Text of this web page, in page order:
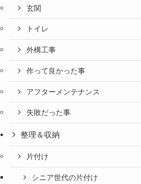
玄関
トイレ
外構工事
作って良かった事
アフターメンテナンス
失敗だった事
整理＆収納
片付け
シニア世代の片付け